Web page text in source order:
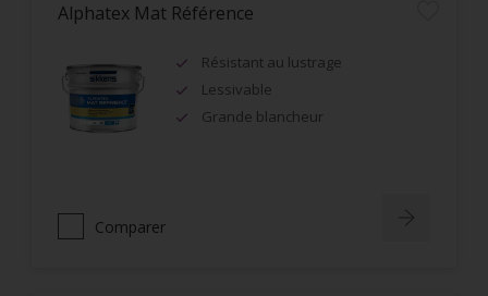
Alphatex Mat Référence
Résistant au lustrage
Lessivable
Grande blancheur
Comparer